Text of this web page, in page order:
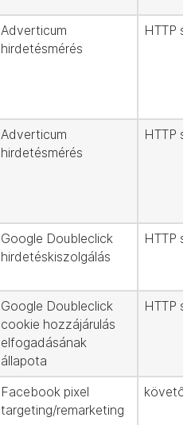
Adverticum
hirdetésmérés
HTTP
Adverticum
hirdetésmérés
HTTP
Google Doubleclick
hirdetéskiszolgálás
HTTP
Google Doubleclick
cookie hozzájárulás
elfogadásának
állapota
HTTP
Facebook pixel
targeting/remarketing